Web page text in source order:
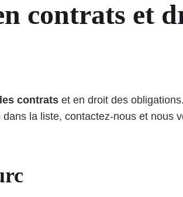
contrats et
contrats et en droit des
la liste, contactez-nous et nous